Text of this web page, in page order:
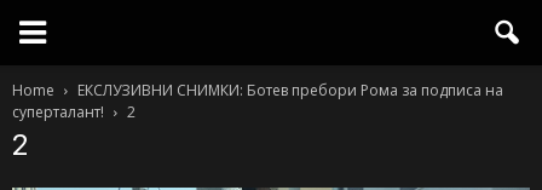
Home
ЕКСЛУЗИВНИ СНИМКИ: Ботев пребори Рома за подписа на
суперталант!
2
2